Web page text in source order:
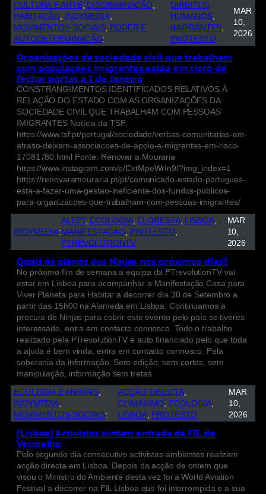
CULTURA E ARTE, DISCRIMINAÇÃO
HABITAÇÃO, INDYMEDIA
MOVIMENTOS SOCIAIS, PODER E
AUTODETERMINAÇÃO:
DIREITOS
HUMANOS
IMIGRANTES
PROTESTO
MAR
10,
2026
Organizações da sociedade civil que trabalham
com populações imigrantes estão em risco de
fechar portas a 1 de Janeiro
CONSTRANGIMENTOS IDENTIFICADOS RELATIVOS À
RELAÇÃO DO ESTADO COM AS ORGANIZAÇÕES DA
SOCIEDADE CIVIL QUE TRABALHAM COM PESSOAS
IMIGRANTES Notícia da TSF:
https://www.tsf.pt/portugal/sociedade/verbas-comunitarias-em-
atraso-deixam-associacoes-de-apoio-a-migrantes-em-risco-
17081780.html Fonte: Renovar a Mouraria
https://www.instagram.com/p/CxtMpeWrIn9/?img_index=1
https://renovaramouraria.pt/pt/comunicado-estado-portugues-
esta-a-fazer-uma-gestao-ineficiente-dos-fundos-publicos-
para-organizacoes-que-trabalham-com-pessoas-imigrantes/
INDYMEDIA:
ALTPT, ECOLOGIA, FLORESTA, LISBOA
MANIFESTAÇÃO, PROTESTO
PTREVOLUTIONTV
MAR
10,
2026
Quais os planos dos Ninjas nos próximos dias?
No próximo fim de semana a equipa da PTrevolutionTV vai
estar em Lisboa para acompanhar a Manifestação Casa para
Viver Planeta para Habitar a decorrer dia 30 de Setembro a
partir das 15h00 na Alameda em Lisboa. Continuamos a
procura de Ninjas para cobrir este evento pelo país se tiveres
interessado, entra em contacto connosco. Todo o trabalho
realizado pela PTrevolutionTV é auto financiado pelo que toda
a ajuda é bem vinda, entra em contacto connosco. Pela
soberania da informação. Sem edição, sem cortes, sem
manipulação, informação sem tretas
ECOLOGIA E ANIMAIS
INDYMEDIA
MOVIMENTOS SOCIAIS:
ACÇÃO DIRECTA
CLIMAXIMO, ECOLOGIA
LISBOA, PROTESTO
MAR
10,
2026
[Lisboa] Activistas pintam entrada da FIL de
Vermelho
Pelo segundo dia consecutivo activistas ambientes realizam
acção directa em Lisboa. Depois da acção de ontem que
visou o Ministro do Ambiente desta vez foi a World Aviation
Festival a decorrer na FIL Lisboa que foi interrompida e a sua